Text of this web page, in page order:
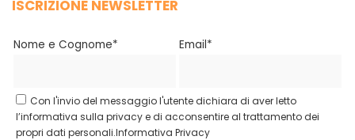
ISCRIZIONE NEWSLETTER
Nome e Cognome* Email*
Con l'invio del messaggio l'utente dichiara di aver letto
l’informativa sulla privacy e di acconsentire al trattamento dei
propri dati personali.Informativa Privacy